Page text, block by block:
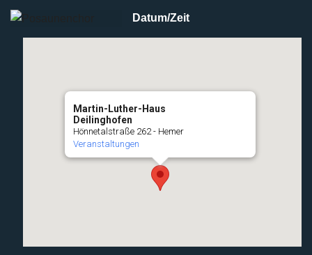
Martin-Luther-Haus
Deilinghofen
Hönnetalstraße 262 - Hemer
Veranstaltungen
Datum/Zeit